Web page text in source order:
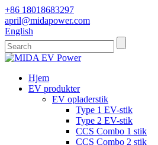
+86 18018683297
april@midapower.com
English
Hjem
EV produkter
EV opladerstik
Type 1 EV-stik
Type 2 EV-stik
CCS Combo 1 stik
CCS Combo 2 stik